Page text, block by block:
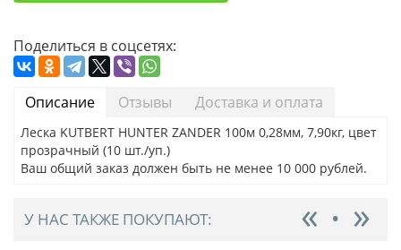
Поделиться в соцсетях:
Описание Отзывы Доставка и оплата
Леска KUTBERT HUNTER ZANDER 100м 0,28мм, 7,90кг, цвет
прозрачный (10 шт./уп.)
Ваш общий заказ должен быть не менее 10 000 рублей.
У НАС ТАКЖЕ ПОКУПАЮТ: